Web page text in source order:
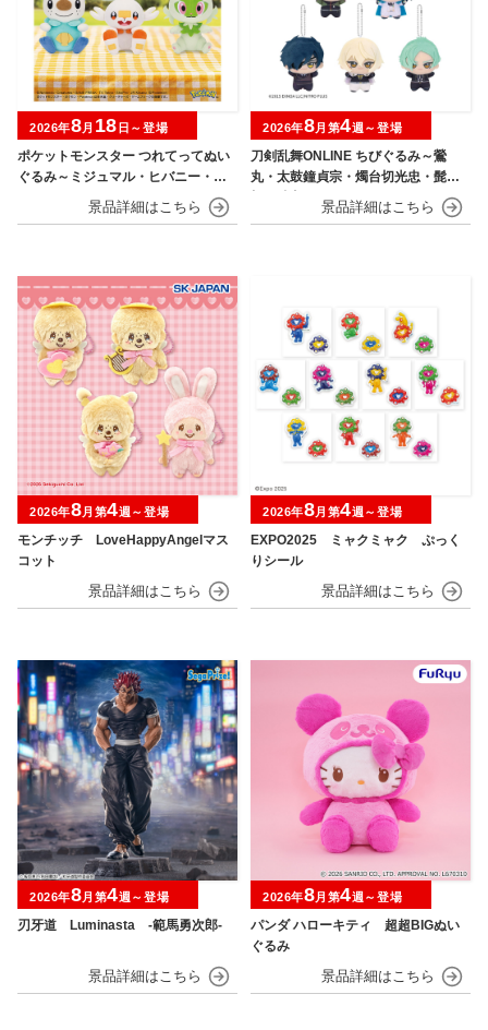
ポケットモンスター つれてってぬい
ぐるみ～ミジュマル・ヒバニー・ニ
2026年8月 18 日～登場
刀剣乱舞ONLINE ちびぐるみ～鶯
丸・太鼓鐘貞宗・燭台切光忠・髭
2026年8月第4週～登場
モンチッチ LoveHappyAngelマス
コット
2026年8月第4週～登場
EXPO2025 ミャクミャク ぷっく
りシール
2026年8月第4週～登場
刃牙道 Luminasta ‐範馬勇次郎‐
2026年8月第4週～登場
パンダ ハローキティ 超超BIGぬい
ぐるみ
2026年8月第4週～登場